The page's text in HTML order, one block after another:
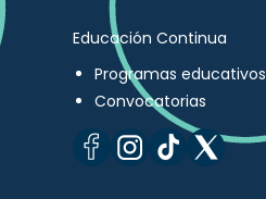
Educación Continua
Programas educativos
Convocatorias